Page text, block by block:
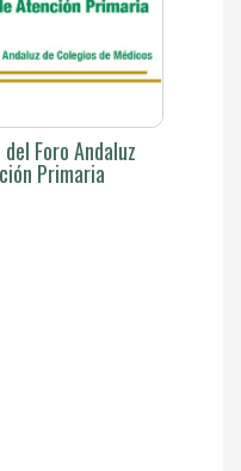
Foro Andaluz
Primaria